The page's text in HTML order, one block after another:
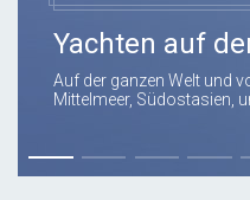
Yachten auf
Auf der ganzen Welt und
Mittelmeer, Südostasien,